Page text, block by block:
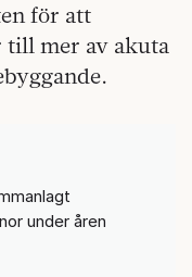
för att
till mer av akuta
under åren